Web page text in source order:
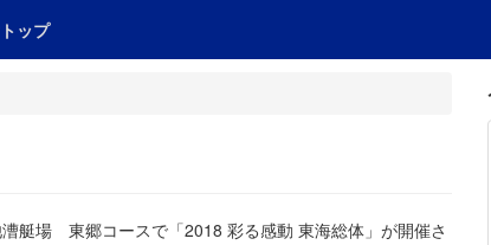
ップ
艇場 東郷コースで「2018 彩る感動 東海総体」が開催さ